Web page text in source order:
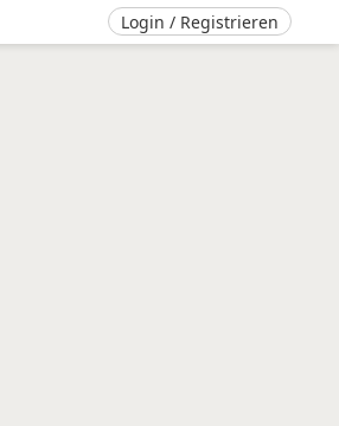
Login / Registrieren